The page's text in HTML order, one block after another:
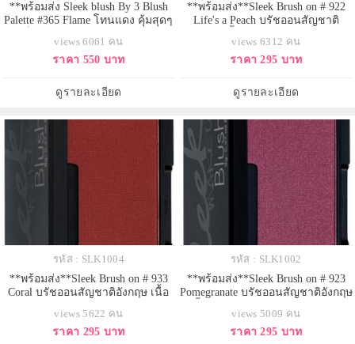
**พร้อมส่ง Sleek blush By 3 Blush
Palette #365 Flame โทนแดง คุ้มสุดๆ
เดียว ประกอบด้วย Furnace : สี
น้ำตาลอมแดง มี Shimmer,Bon Fire :
ไว้จี๊ดนึง คล้าย Exhibit A เนื้อ
matte,Molten : สีแดงอมส้ม
views 6061 คน
ราคา 550 บาท
ดูรายละเอียด
**พร้อมส่ง**Sleek Brush on # 922
Life's a Peach บรัชออนสัญชาติ
ตมากๆ คุณภาพเทียบกับ Nars ได้เลย
คะ
views 6312 คน
ราคา 295 บาท
ดูรายละเอียด
รหัส : SLK1004
**พร้อมส่ง**Sleek Brush on # 933
Coral บรัชออนสัญชาติอังกฤษ เนื้อ
คุณภาพเทียบกับ Nars ได้เลยคะ
views 5622 คน
ราคา 295 บาท
รหัส : SLK1002
**พร้อมส่ง**Sleek Brush on # 923
Pomegranate บรัชออนสัญชาติอังกฤษ
คุณภาพเทียบกับ Nars ได้เลยคะ
views 5009 คน
ราคา 295 บาท